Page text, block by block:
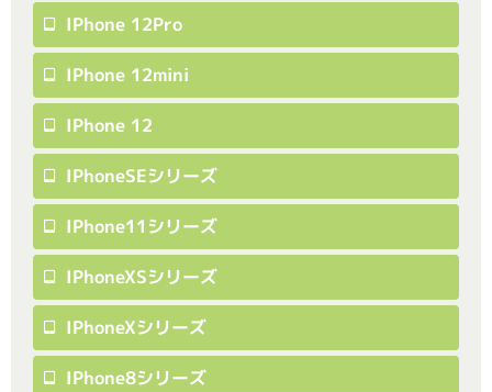
IPhone 12Pro
IPhone 12mini
IPhone 12
IPhoneSEシリーズ
IPhone11シリーズ
IPhoneXSシリーズ
IPhoneXシリーズ
IPhone8シリーズ